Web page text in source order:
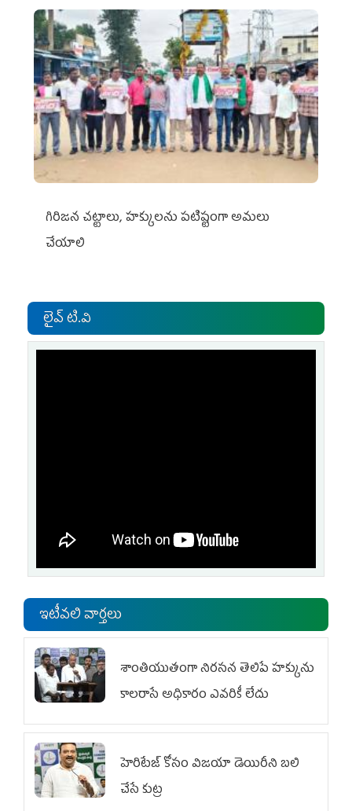
గిరిజన చట్టాలు, హక్కులను పటిష్టంగా అమలు
చేయాలి
లైవ్ టి.వి
ఇటీవలి వార్తలు
శాంతియుతంగా నిరసన తెలిపే హక్కును
కాలరాసే అధికారం ఎవరికీ లేదు
హెరిటేజ్ కోసం విజయా డెయిరీని బలి
చేసే కుట్ర‌